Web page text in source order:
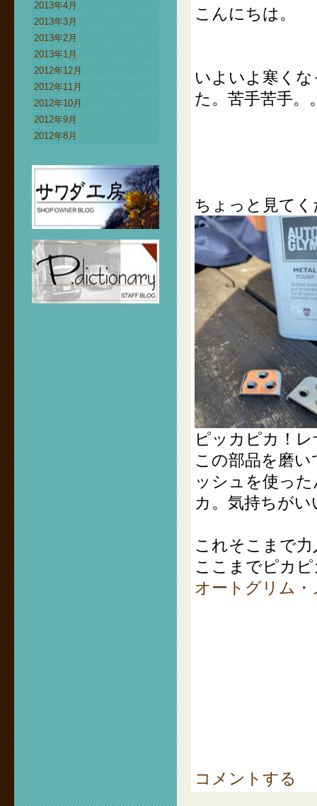
2013年4月
2013年3月
2013年2月
2013年1月
2012年12月
2012年11月
2012年10月
2012年9月
2012年8月
こんにちは。
いよいよ寒く
た。苦手苦手。
ちょっと見て
ピッカピカ！
この部品を磨
ッシュを使っ
カ。気持ちが
これそこまで
ここまでピカ
オートグリム
コメントする